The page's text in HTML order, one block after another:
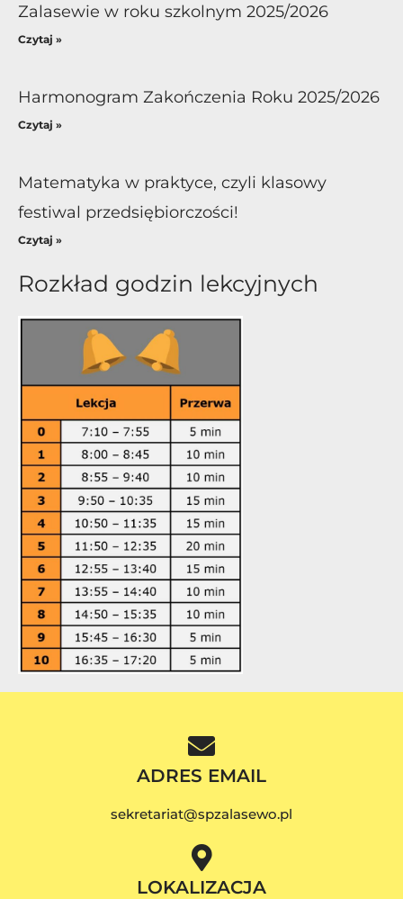
Zalasewie w roku szkolnym 2025/2026
Czytaj »
Harmonogram Zakończenia Roku 2025/2026
Czytaj »
Matematyka w praktyce, czyli klasowy
festiwal przedsiębiorczości!
Czytaj »
Rozkład godzin lekcyjnych
ADRES EMAIL
sekretariat@spzalasewo.pl
LOKALIZACJA